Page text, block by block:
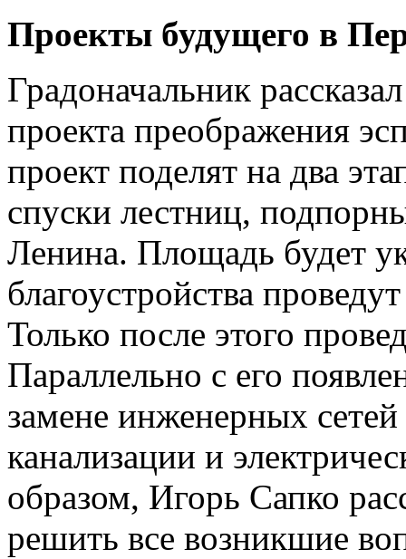
Проекты будущего в
Градоначальник
проекта преображения
проект поделят на два
спуски лестниц,
Ленина. Площадь будет
благоустройства
Только после этого
Параллельно с его
замене инженерных
канализации и
образом, Игорь Сапко
решить все возникшие